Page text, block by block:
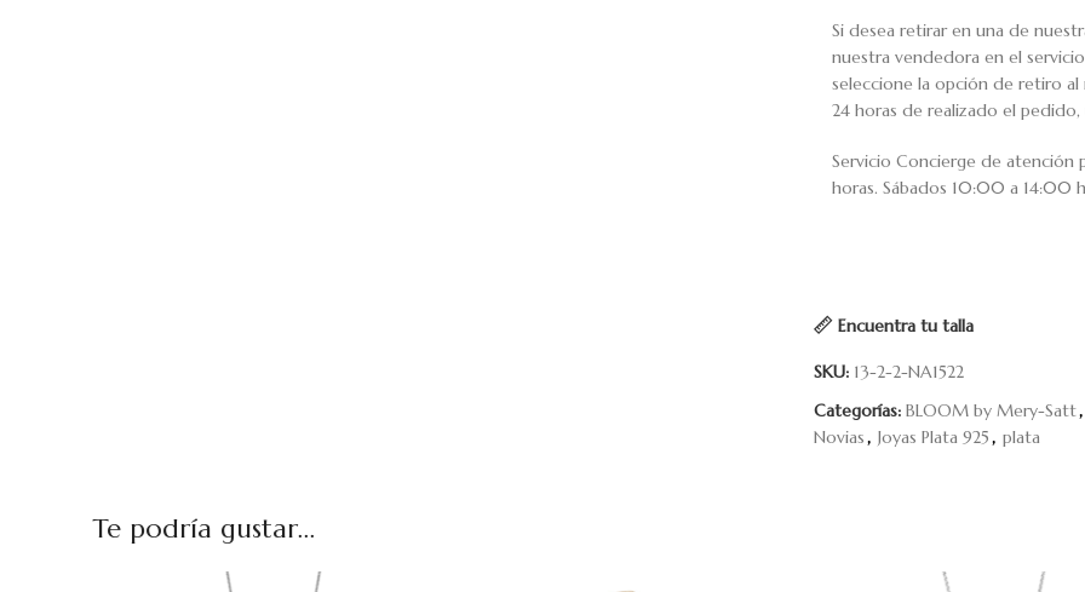
Encuentra tu talla
Si desea retirar en una de
nuestra vendedora en el
seleccione la opción de retiro
24 horas de realizado el
Servicio Concierge de atención
horas. Sábados 10:00 a 14:00
SKU: 13-2-2-NA1522
Categorías: BLOOM by Mery-Satt,
Novias, Joyas Plata 925, plata
Te podría gustar...